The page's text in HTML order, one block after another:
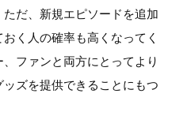
だ、新規エピソードを追加
く人の確率も高くなってく
ファンと両方にとってより
ズを提供できることにもつ